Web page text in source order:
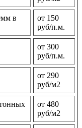
в
от 150
руб/п.м.
от 300
руб/п.м.
от 290
руб/м2
от 480
руб/м2